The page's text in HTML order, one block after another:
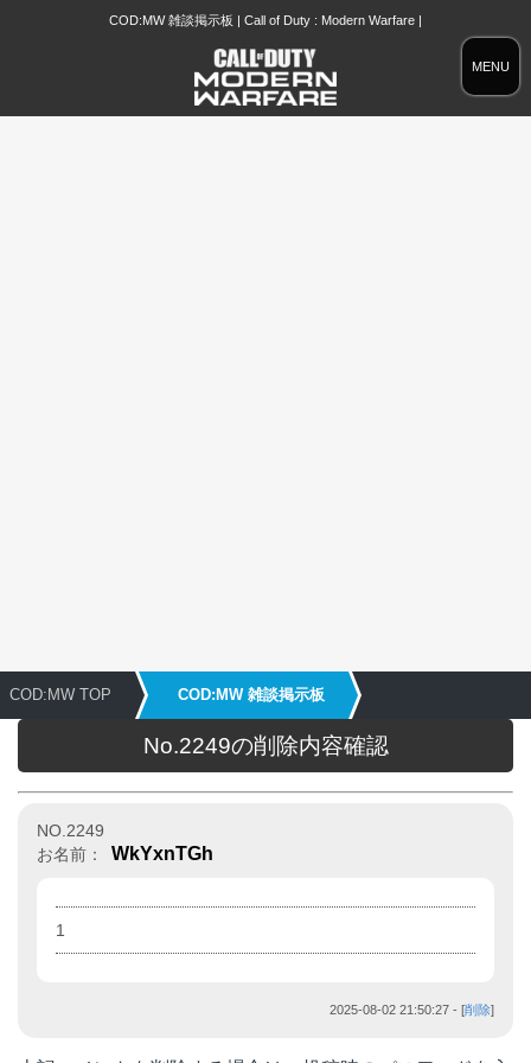
MENU
COD:MW 雑談掲示板 | Call of Duty : Modern Warfare |
COD:MW TOP COD:MW 雑談掲示板
No.2249の削除内容確認
NO.2249
お名前：
WkYxnTGh
1
2025-08-02 21:50:27 - [削除]